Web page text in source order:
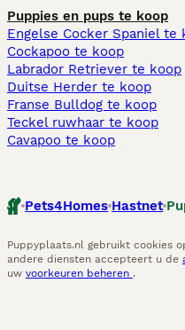
Puppies en pups te koop
Engelse Cocker Spaniel te
Cockapoo te koop
Labrador Retriever te koop
Duitse Herder te koop
Franse Bulldog te koop
Teckel ruwhaar te koop
Cavapoo te koop
Pets4Homes Hastnet
Puppyplaats.nl gebruikt cookies
andere diensten accepteert u de
uw voorkeuren beheren .